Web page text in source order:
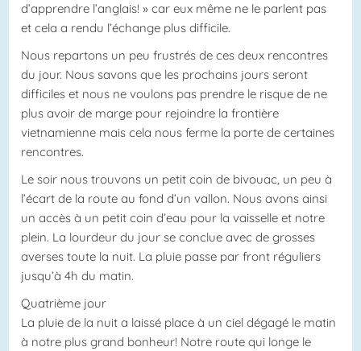
d’apprendre l’anglais! » car eux même ne le parlent pas
et cela a rendu l’échange plus difficile.
Nous repartons un peu frustrés de ces deux rencontres
du jour. Nous savons que les prochains jours seront
difficiles et nous ne voulons pas prendre le risque de ne
plus avoir de marge pour rejoindre la frontière
vietnamienne mais cela nous ferme la porte de certaines
rencontres.
Le soir nous trouvons un petit coin de bivouac, un peu à
l’écart de la route au fond d’un vallon. Nous avons ainsi
un accès à un petit coin d’eau pour la vaisselle et notre
plein. La lourdeur du jour se conclue avec de grosses
averses toute la nuit. La pluie passe par front réguliers
jusqu’à 4h du matin.
Quatrième jour
La pluie de la nuit a laissé place à un ciel dégagé le matin
à notre plus grand bonheur! Notre route qui longe le